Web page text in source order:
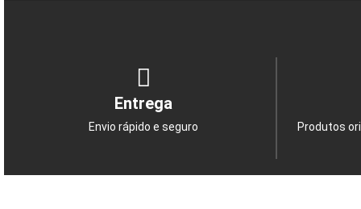
Entrega
Envio rápido e seguro
Produtos